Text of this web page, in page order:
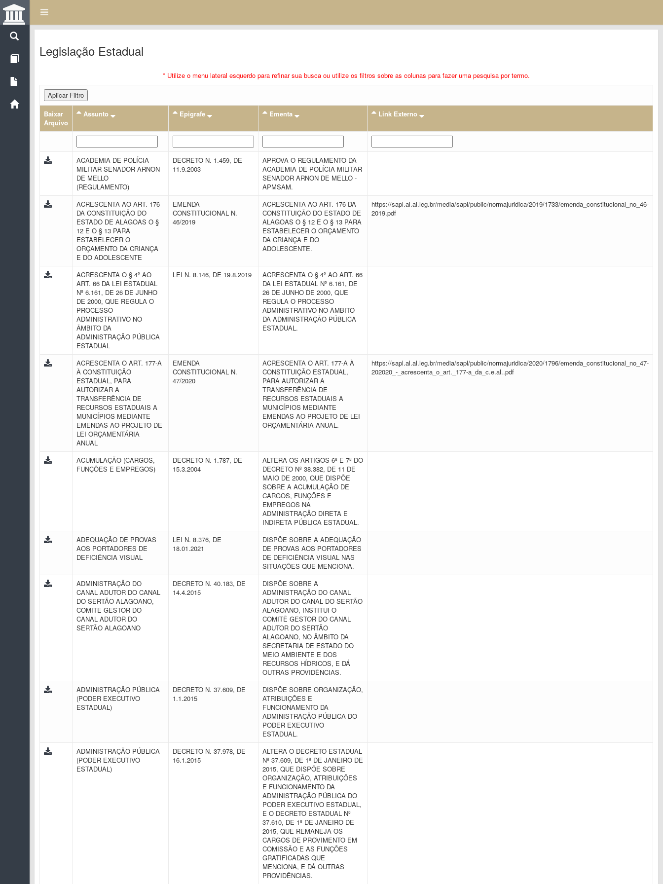
Legislação Estadual
* Utilize o menu lateral esquerdo para refinar sua busca ou utilize os filtros sobre as colunas para fazer uma pesquisa por termo.
Aplicar Filtro
Baixar
Arquivo
Assunto Epigrafe Ementa Link Externo
ACADEMIA DE POLÍCIA
MILITAR SENADOR ARNON
DE MELLO
(REGULAMENTO)
DECRETO N. 1.459, DE
11.9.2003
APROVA O REGULAMENTO DA
ACADEMIA DE POLÍCIA MILITAR
SENADOR ARNON DE MELLO -
APMSAM.
ACRESCENTA AO ART. 176
DA CONSTITUIÇÃO DO
ESTADO DE ALAGOAS O §
12 E O § 13 PARA
ESTABELECER O
ORÇAMENTO DA CRIANÇA
E DO ADOLESCENTE
EMENDA
CONSTITUCIONAL N.
46/2019
ACRESCENTA AO ART. 176 DA
CONSTITUIÇÃO DO ESTADO DE
ALAGOAS O § 12 E O § 13 PARA
ESTABELECER O ORÇAMENTO
DA CRIANÇA E DO
ADOLESCENTE.
https://sapl.al.al.leg.br/media/sapl/public/normajuridica/2019/1733/emenda_constitucional_no_46-
2019.pdf
ACRESCENTA O § 4º AO
ART. 66 DA LEI ESTADUAL
Nº 6.161, DE 26 DE JUNHO
DE 2000, QUE REGULA O
PROCESSO
ADMINISTRATIVO NO
ÂMBITO DA
ADMINISTRAÇÃO PÚBLICA
ESTADUAL
LEI N. 8.146, DE 19.8.2019
ACRESCENTA O § 4º AO ART. 66
DA LEI ESTADUAL Nº 6.161, DE
26 DE JUNHO DE 2000, QUE
REGULA O PROCESSO
ADMINISTRATIVO NO ÂMBITO
DA ADMINISTRAÇÃO PÚBLICA
ESTADUAL.
ACRESCENTA O ART. 177-A
À CONSTITUIÇÃO
ESTADUAL, PARA
AUTORIZAR A
TRANSFERÊNCIA DE
RECURSOS ESTADUAIS A
MUNICÍPIOS MEDIANTE
EMENDAS AO PROJETO DE
LEI ORÇAMENTÁRIA
ANUAL
EMENDA
CONSTITUCIONAL N.
47/2020
ACRESCENTA O ART. 177-A À
CONSTITUIÇÃO ESTADUAL,
PARA AUTORIZAR A
TRANSFERÊNCIA DE
RECURSOS ESTADUAIS A
MUNICÍPIOS MEDIANTE
EMENDAS AO PROJETO DE LEI
ORÇAMENTÁRIA ANUAL.
https://sapl.al.al.leg.br/media/sapl/public/normajuridica/2020/1796/emenda_constitucional_no_47-
202020_-_acrescenta_o_art._177-a_da_c.e.al..pdf
ACUMULAÇÃO (CARGOS,
FUNÇÕES E EMPREGOS)
DECRETO N. 1.787, DE
15.3.2004
ALTERA OS ARTIGOS 6º E 7º DO
DECRETO Nº 38.382, DE 11 DE
MAIO DE 2000, QUE DISPÕE
SOBRE A ACUMULAÇÃO DE
CARGOS, FUNÇÕES E
EMPREGOS NA
ADMINISTRAÇÃO DIRETA E
INDIRETA PÚBLICA ESTADUAL.
ADEQUAÇÃO DE PROVAS
AOS PORTADORES DE
DEFICIÊNCIA VISUAL
LEI N. 8.376, DE
18.01.2021
DISPÕE SOBRE A ADEQUAÇÃO
DE PROVAS AOS PORTADORES
DE DEFICIÊNCIA VISUAL NAS
SITUAÇÕES QUE MENCIONA.
ADMINISTRAÇÃO DO
CANAL ADUTOR DO CANAL
DO SERTÃO ALAGOANO,
COMITÊ GESTOR DO
CANAL ADUTOR DO
SERTÃO ALAGOANO
DECRETO N. 40.183, DE
14.4.2015
DISPÕE SOBRE A
ADMINISTRAÇÃO DO CANAL
ADUTOR DO CANAL DO SERTÃO
ALAGOANO, INSTITUI O
COMITÊ GESTOR DO CANAL
ADUTOR DO SERTÃO
ALAGOANO, NO ÂMBITO DA
SECRETARIA DE ESTADO DO
MEIO AMBIENTE E DOS
RECURSOS HÍDRICOS, E DÁ
OUTRAS PROVIDÊNCIAS.
ADMINISTRAÇÃO PÚBLICA
(PODER EXECUTIVO
ESTADUAL)
DECRETO N. 37.609, DE
1.1.2015
DISPÕE SOBRE ORGANIZAÇÃO,
ATRIBUIÇÕES E
FUNCIONAMENTO DA
ADMINISTRAÇÃO PÚBLICA DO
PODER EXECUTIVO
ESTADUAL.
ADMINISTRAÇÃO PÚBLICA
(PODER EXECUTIVO
ESTADUAL)
DECRETO N. 37.978, DE
16.1.2015
ALTERA O DECRETO ESTADUAL
Nº 37.609, DE 1º DE JANEIRO DE
2015, QUE DISPÕE SOBRE
ORGANIZAÇÃO, ATRIBUIÇÕES
E FUNCIONAMENTO DA
ADMINISTRAÇÃO PÚBLICA DO
PODER EXECUTIVO ESTADUAL,
E O DECRETO ESTADUAL Nº
37.610, DE 1º DE JANEIRO DE
2015, QUE REMANEJA OS
CARGOS DE PROVIMENTO EM
COMISSÃO E AS FUNÇÕES
GRATIFICADAS QUE
MENCIONA, E DÁ OUTRAS
PROVIDÊNCIAS.